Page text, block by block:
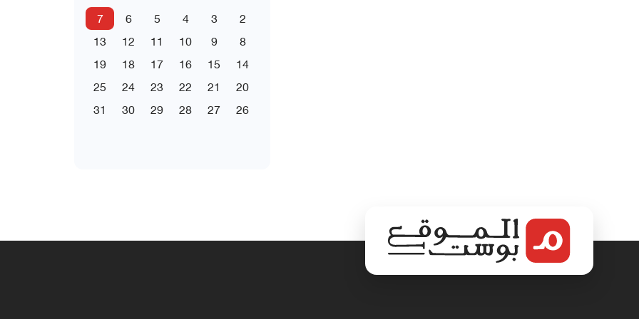
2
3
4
5
6
7
8
9
10
11
12
13
14
15
16
17
18
19
20
21
22
23
24
25
26
27
28
29
30
31